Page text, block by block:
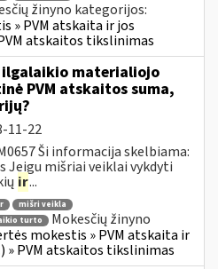
žinyno kategorijos:
» PVM atskaita ir jos
atskaitos tikslinimas
materialiojo
PVM atskaitos suma,
11-22
Ši informacija skelbiama:
Jeigu mišriai veiklai vykdyti
ir...
mišri veikla
turto
Mokesčių žinyno
mokestis » PVM atskaita ir
» PVM atskaitos tikslinimas